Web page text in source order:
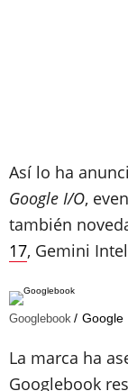
Así lo ha
Google I/O,
también
17, Gemini
Googlebook Google
La marca ha
Googlebook